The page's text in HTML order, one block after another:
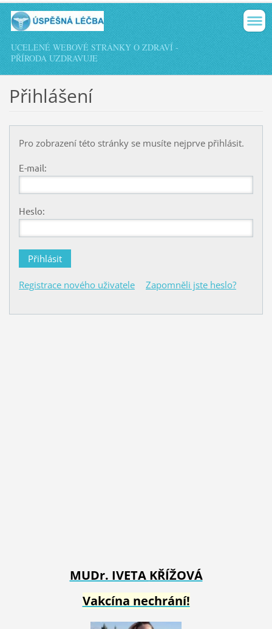
UCELENÉ WEBOVÉ STRÁNKY O ZDRAVÍ -
PŘÍRODA UZDRAVUJE
Přihlášení
Pro zobrazení této stránky se musíte nejprve přihlásit.
E-mail:
Heslo:
Registrace nového uživatele Zapomněli jste heslo?
MUDr. IVETA KŘÍŽOVÁ
Vakcína nechrání!